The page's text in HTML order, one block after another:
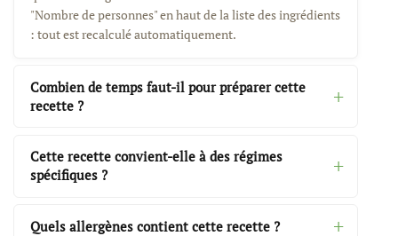
"Nombre de personnes" en haut de la liste des ingrédients
: tout est recalculé automatiquement.
Combien de temps faut-il pour préparer cette
recette ?
Cette recette convient-elle à des régimes
spécifiques ?
Quels allergènes contient cette recette ?